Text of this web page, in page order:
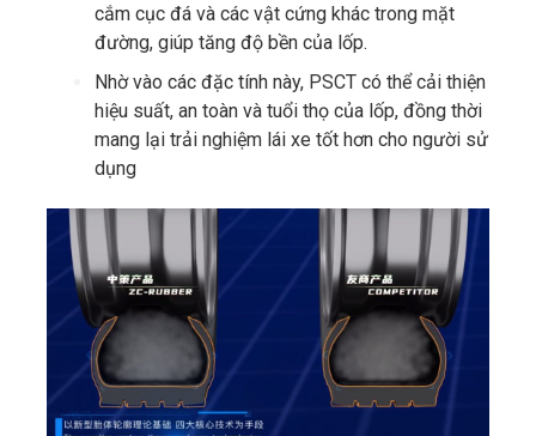
cắm cục đá và các vật cứng khác trong mặt
đường, giúp tăng độ bền của lốp.
Nhờ vào các đặc tính này, PSCT có thể cải thiện
hiệu suất, an toàn và tuổi thọ của lốp, đồng thời
mang lại trải nghiệm lái xe tốt hơn cho người sử
dụng